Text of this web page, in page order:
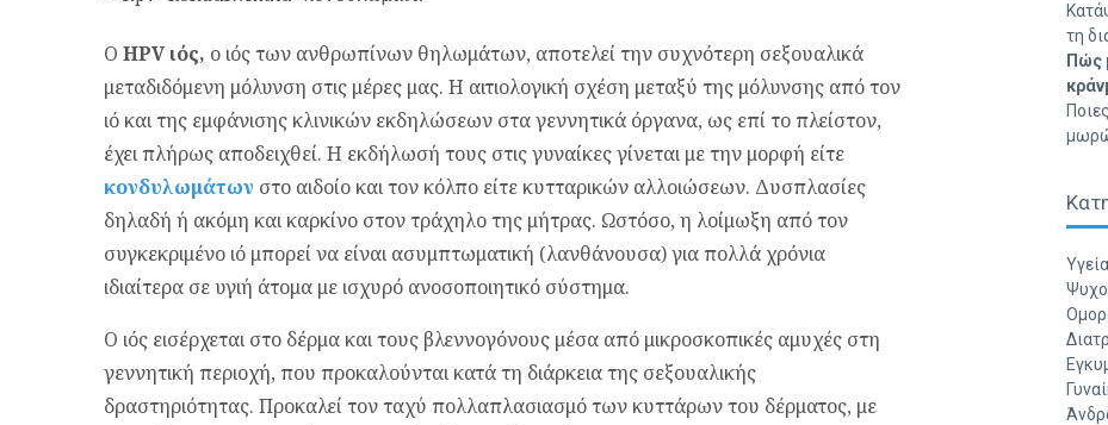
Ο HPV ιός, ο ιός των ανθρωπίνων θηλωμάτων, αποτελεί την συχνότερη σεξουαλικά
μεταδιδόμενη μόλυνση στις μέρες μας. Η αιτιολογική σχέση μεταξύ της μόλυνσης από τον
ιό και της εμφάνισης κλινικών εκδηλώσεων στα γεννητικά όργανα, ως επί το πλείστον,
έχει πλήρως αποδειχθεί. Η εκδήλωσή τους στις γυναίκες γίνεται με την μορφή είτε
κονδυλωμάτων στο αιδοίο και τον κόλπο είτε κυτταρικών αλλοιώσεων. Δυσπλασίες
δηλαδή ή ακόμη και καρκίνο στον τράχηλο της μήτρας. Ωστόσο, η λοίμωξη από τον
συγκεκριμένο ιό μπορεί να είναι ασυμπτωματική (λανθάνουσα) για πολλά χρόνια
ιδιαίτερα σε υγιή άτομα με ισχυρό ανοσοποιητικό σύστημα.
Ο ιός εισέρχεται στο δέρμα και τους βλεννογόνους μέσα από μικροσκοπικές αμυχές στη
γεννητική περιοχή, που προκαλούνται κατά τη διάρκεια της σεξουαλικής
δραστηριότητας. Προκαλεί τον ταχύ πολλαπλασιασμό των κυττάρων του δέρματος, με
τη
Πώς
Υγεία